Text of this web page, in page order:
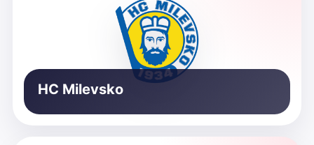
HC Milevsko